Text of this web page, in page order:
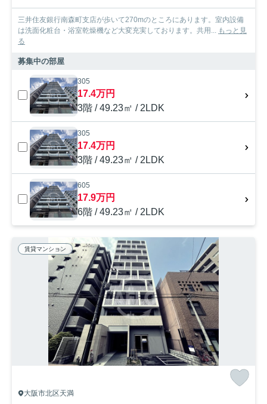
三井住友銀行南森町支店が歩いて270mのところにあります。室内設備
は洗面化粧台・浴室乾燥機など大変充実しております。共用... もっと見
る
募集中の部屋
305
17.4万円
3階 / 49.23㎡ / 2LDK
305
17.4万円
3階 / 49.23㎡ / 2LDK
605
17.9万円
6階 / 49.23㎡ / 2LDK
賃貸マンション
大阪市北区天満